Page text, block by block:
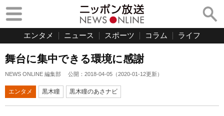
エンタメ ニュース スポーツ コラム ライフ
舞台に集中できる環境に感謝
NEWS ONLINE 編集部 公開： 2018-04-05 （2020-01-12更新）
エンタメ 黒木瞳 黒木瞳のあさナビ